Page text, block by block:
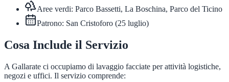
Aree verdi: Parco Bassetti, La Boschina, Parco del Ticino
Patrono: San Cristoforo (25 luglio)
Cosa Include il Servizio
A Gallarate ci occupiamo di lavaggio facciate per attività logistiche,
negozi e uffici. Il servizio comprende: